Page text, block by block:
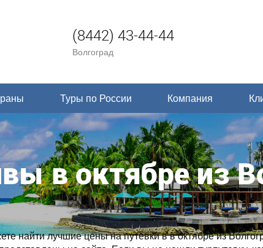
(8442) 43-44-44
Волгоград
Туры по России Компания
в октябре из
найти лучшие цены на путевки в в октябре из